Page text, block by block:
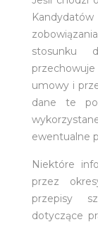
stosunku
umowy i
dane te
ewentualne
Niektóre
przez
przepisy
dotyczące